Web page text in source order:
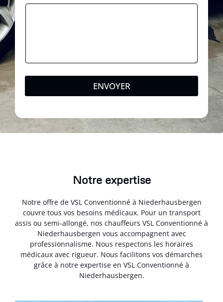
ENVOYER
Notre expertise
Notre offre de VSL Conventionné à Niederhausbergen
couvre tous vos besoins médicaux. Pour un transport
assis ou semi-allongé, nos chauffeurs VSL Conventionné à
Niederhausbergen vous accompagnent avec
professionnalisme. Nous respectons les horaires
médicaux avec rigueur. Nous facilitons vos démarches
grâce à notre expertise en VSL Conventionné à
Niederhausbergen.